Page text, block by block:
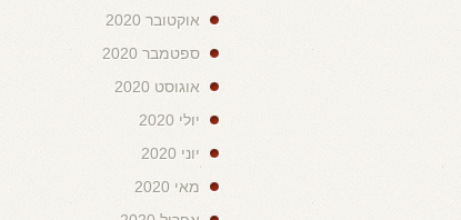
אוקטובר 2020
ספטמבר 2020
אוגוסט 2020
יולי 2020
יוני 2020
מאי 2020